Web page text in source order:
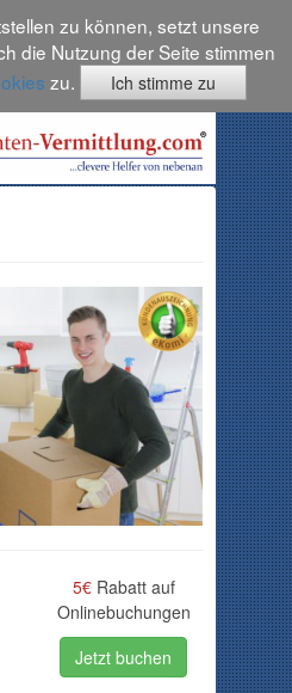
zu können, setzt unsere
die Nutzung der Seite stimmen
zu. Ich stimme zu
5€ Rabatt auf
Onlinebuchungen
Jetzt buchen